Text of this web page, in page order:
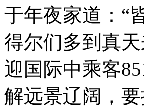
于年夜家道：“
得尔们多到真
迎国际中乘客
解远景辽阔，